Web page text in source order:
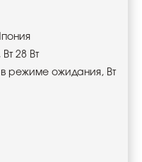
28 Вт
режиме ожидания, Вт